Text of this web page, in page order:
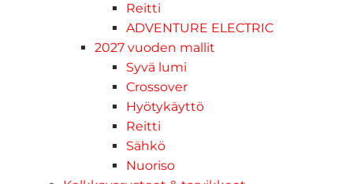
Reitti
ADVENTURE ELECTRIC
2027 vuoden mallit
Syvä lumi
Crossover
Hyötykäyttö
Reitti
Sähkö
Nuoriso